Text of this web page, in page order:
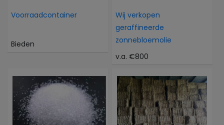
Voorraadcontainer
Bieden
Wij verkopen
geraffineerde
zonnebloemolie
v.a. €800